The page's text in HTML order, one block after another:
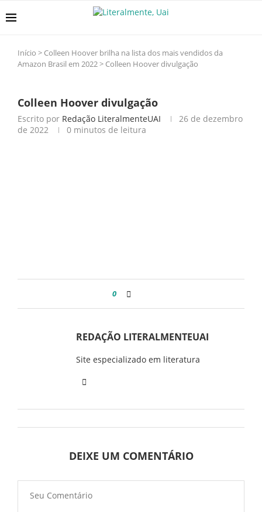
Início > Colleen Hoover brilha na lista dos mais vendidos da
Amazon Brasil em 2022> Colleen Hoover divulgação
Colleen Hoover divulgação
Escrito por Redação LiteralmenteUAI
26 de dezembro
de 2022
0 minutos de leitura
0
REDAÇÃO LITERALMENTEUAI
Site especializado em literatura
DEIXE UM COMENTÁRIO